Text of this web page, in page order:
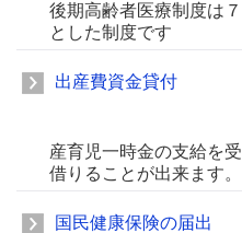
後期高齢者医療制度は
とした制度です
出産費資金貸付
産育児一時金の支給を
借りることが出来ます。
国民健康保険の届出